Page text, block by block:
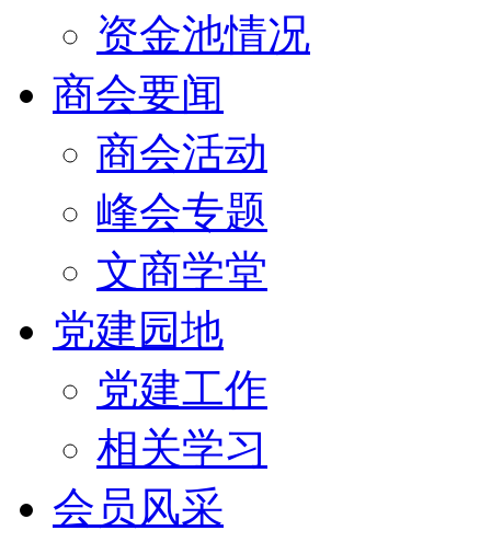
资金池情况
商会要闻
商会活动
峰会专题
文商学堂
党建园地
党建工作
相关学习
会员风采